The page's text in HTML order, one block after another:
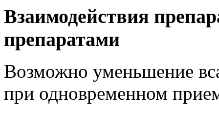
Взаимодействия
препаратами
Возможно уменьшение
при одновременном